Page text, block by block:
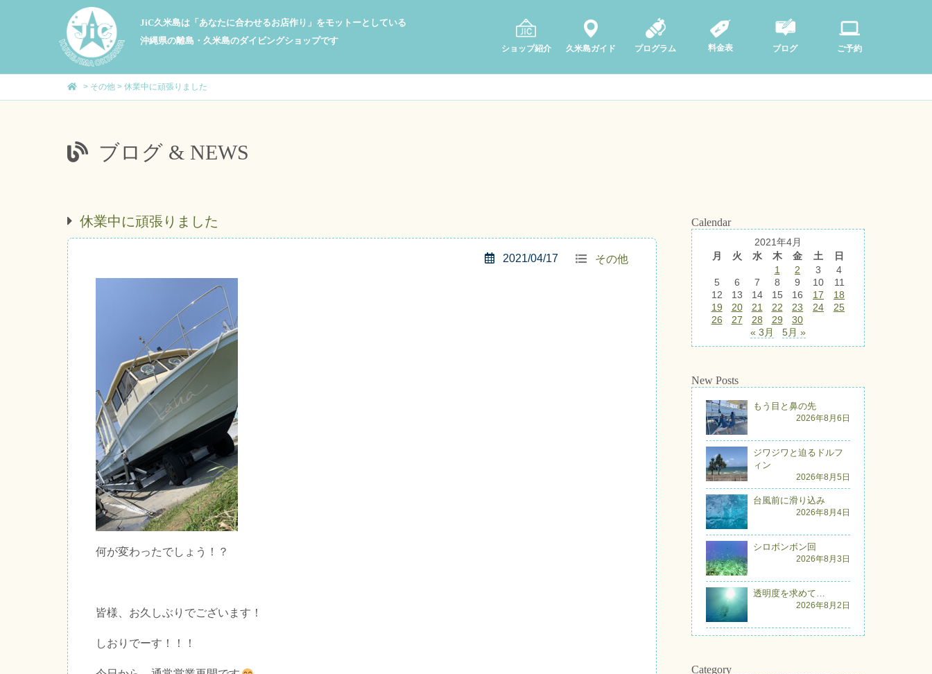
JiC久米島は「あなたに合わせるお店作り」をモットーとしている
沖縄県の離島・久米島のダイビングショップです
ショップ紹介 久米島ガイド プログラム 料金表 ブログ ご予約
> その他 > 休業中に頑張りました
ブログ & NEWS
休業中に頑張りました
その他
2021/04/17
何が変わったでしょう！？
皆様、お久しぶりでございます！
しおりでーす！！！
Calendar
2021年4月
月
火 水 木 金 土
日
1
2 3
4
5
6 7 8 9 10
11
12
13 14 15 16 17
18
19
20 21 22 23 24
25
26
27 28 29
30
« 3月
5月 »
New Posts
もう目と鼻の先
2026年8月6日
ジワジワと迫るドルフ
ィン
2026年8月5日
台風前に滑り込み
2026年8月4日
シロボンボン回
2026年8月3日
透明度を求めて…
2026年8月2日
Category